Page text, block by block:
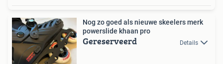
Nog zo goed als nieuwe skeelers merk
powerslide khaan pro
Gereserveerd Details